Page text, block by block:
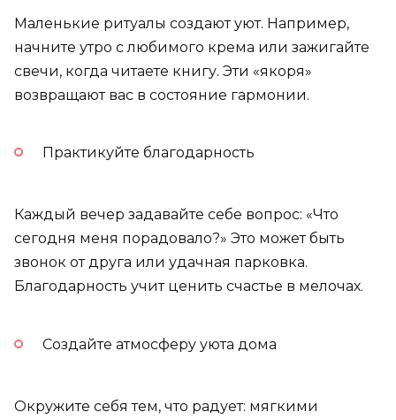
Маленькие ритуалы создают уют. Например,
начните утро с любимого крема или зажигайте
свечи, когда читаете книгу. Эти «якоря»
возвращают вас в состояние гармонии.
Практикуйте благодарность
Каждый вечер задавайте себе вопрос: «Что
сегодня меня порадовало?» Это может быть
звонок от друга или удачная парковка.
Благодарность учит ценить счастье в мелочах.
Создайте атмосферу уюта дома
Окружите себя тем, что радует: мягкими